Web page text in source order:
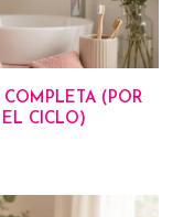
COMPLETA (POR
CICLO)